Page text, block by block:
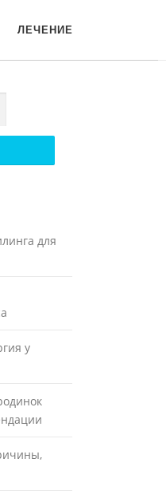
ЛЕЧЕНИЕ
для
у
предложений по